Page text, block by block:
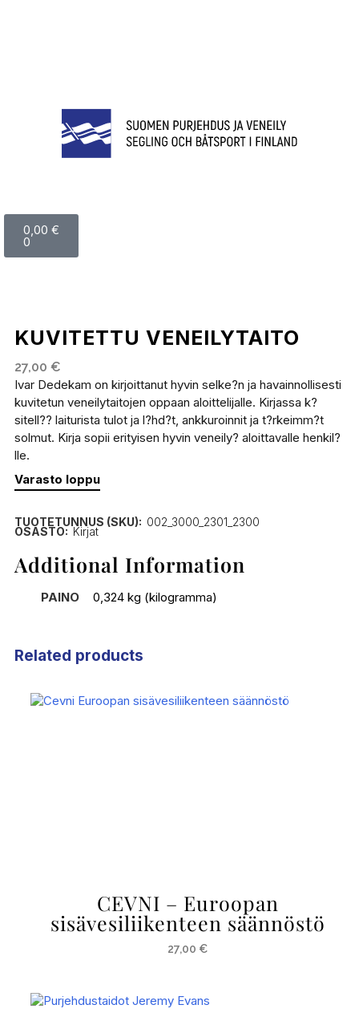
0,00 €
0
KUVITETTU VENEILYTAITO
27,00 €
Ivar Dedekam on kirjoittanut hyvin selke?n ja havainnollisesti
kuvitetun veneilytaitojen oppaan aloittelijalle. Kirjassa k?
sitell?? laiturista tulot ja l?hd?t, ankkuroinnit ja t?rkeimm?t
solmut. Kirja sopii erityisen hyvin veneily? aloittavalle henkil?
lle.
Varasto loppu
TUOTETUNNUS (SKU): 002_3000_2301_2300
OSASTO: Kirjat
Additional Information
PAINO 0,324 kg (kilogramma)
Related products
CEVNI – Euroopan
sisävesiliikenteen säännöstö
27,00 €